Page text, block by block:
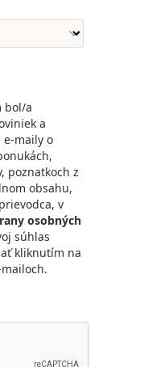
bol/a
a
e-maily o
poznatkoch z
obsahu,
v
osobných
súhlas
kliknutím na